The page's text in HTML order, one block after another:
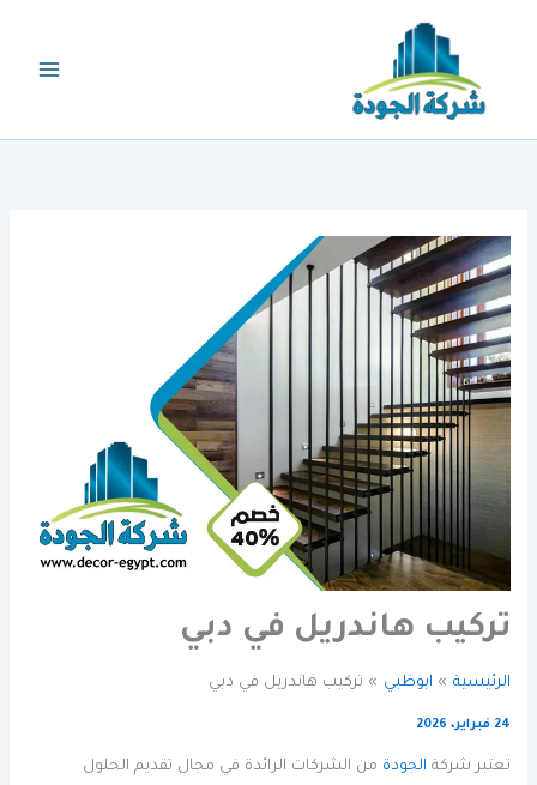
تركيب هاندريل في دبي
الرئيسية ابوظبي تركيب هاندريل في دبي
24 فبراير، 2026
تعتبر شركة الجودة من الشركات الرائدة في مجال تقديم الحلول